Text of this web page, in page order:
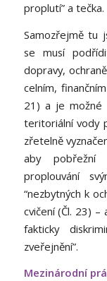
proplutí” a tečka.
Samozřejmě tu
se musí
dopravy,
celním,
21) a je možné
teritoriální vody
zřetelně
aby pobřežní
proplouvání
“nezbytných k
cvičení (Čl. 23) –
fakticky
zveřejnění”.
Mezinárodní